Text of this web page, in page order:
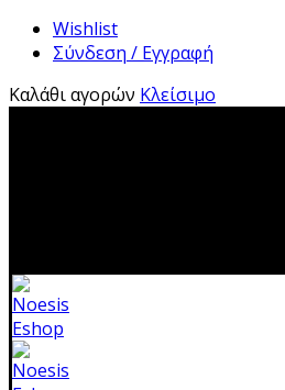
Wishlist
Σύνδεση / Εγγραφή
Καλάθι αγορών Κλείσιμο